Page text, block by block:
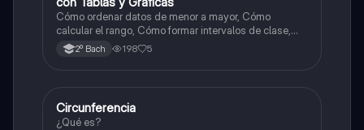
Cómo ordenar datos de menor a mayor, Cómo
calcular el rango, Cómo formar intervalos de clase,
Cómo construir una tabla con: Punto medio,
Frecuencia absoluta, acumulada y relativa + Ejemplos
2º Bach 198 5
Geometría y trigonometría
Circunferencia
¿Qué es?